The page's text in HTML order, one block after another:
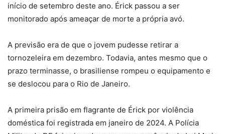
início de setembro deste ano. Érick passou a ser
monitorado após ameaçar de morte a própria avó.
A previsão era de que o jovem pudesse retirar a
tornozeleira em dezembro. Todavia, antes mesmo que o
prazo terminasse, o brasiliense rompeu o equipamento e
se deslocou para o Rio de Janeiro.
A primeira prisão em flagrante de Érick por violência
doméstica foi registrada em janeiro de 2024. A Polícia